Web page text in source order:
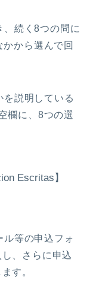
、続く8つの問に
から選んで回
説明している
欄に、8つの選
Escritas】
等の申込フォ
、さらに申込
す。